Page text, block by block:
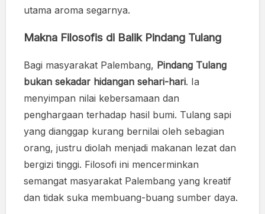
utama aroma segarnya.
Makna Filosofis di Balik Pindang Tulang
Bagi masyarakat Palembang, Pindang Tulang
bukan sekadar hidangan sehari-hari. Ia
menyimpan nilai kebersamaan dan
penghargaan terhadap hasil bumi. Tulang sapi
yang dianggap kurang bernilai oleh sebagian
orang, justru diolah menjadi makanan lezat dan
bergizi tinggi. Filosofi ini mencerminkan
semangat masyarakat Palembang yang kreatif
dan tidak suka membuang-buang sumber daya.